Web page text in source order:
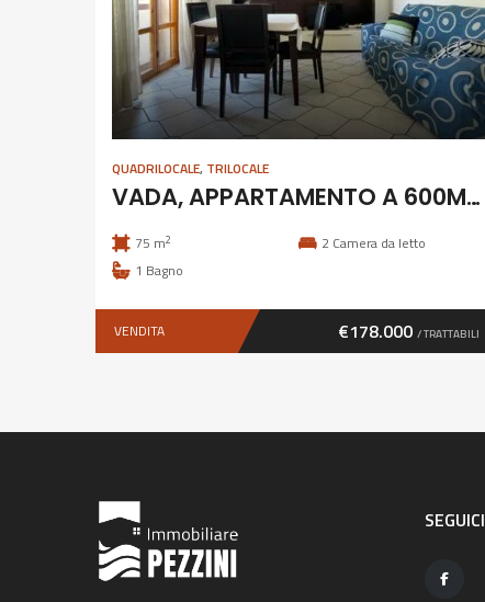
QUADRILOCALE, TRILOCALE
VADA, APPARTAMENTO A 600M DAL MARE
75 m2 2 Camera da letto
1 Bagno
VENDITA €178.000 / TRATTABILI
SEGUICI